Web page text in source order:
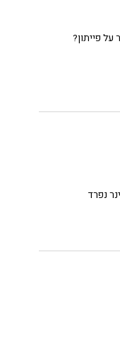
פייתון?
נפרד